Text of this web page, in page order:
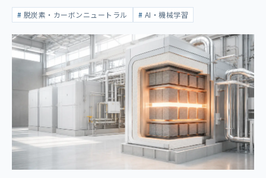
脱炭素・カーボンニュートラル AI・機械学習